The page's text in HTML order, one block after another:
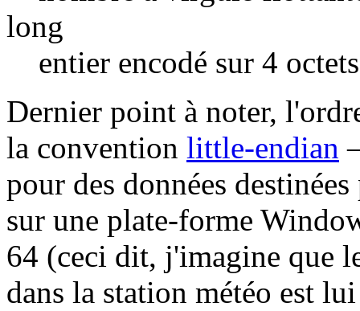
long
entier encodé sur 4 octets
Dernier point à noter,
la convention little-endian
pour des données
sur une plate-forme
64 (ceci dit, j'imagine que
dans la station météo est